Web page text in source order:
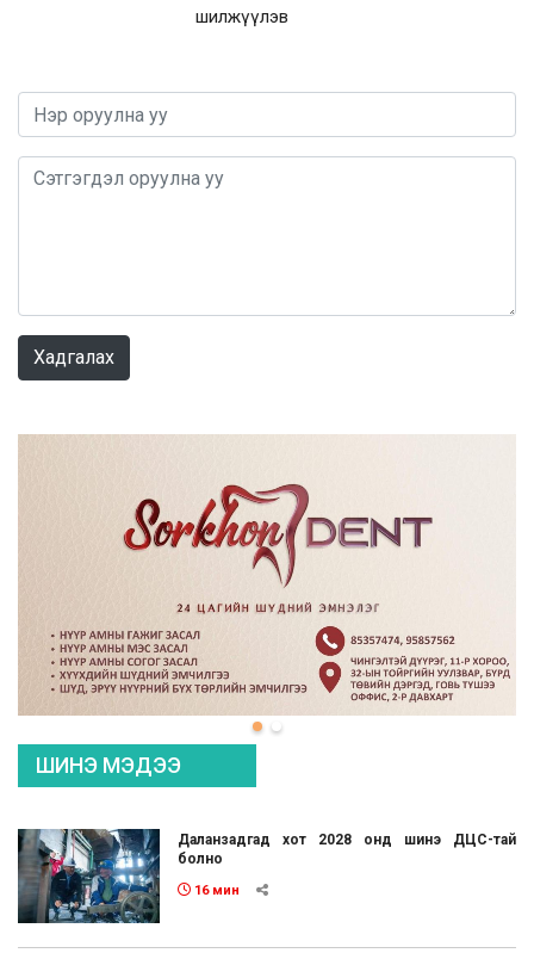
шилжүүлэв
Хадгалах
ШИНЭ МЭДЭЭ
Даланзадгад хот 2028 онд шинэ ДЦС-тай
болно
16 мин